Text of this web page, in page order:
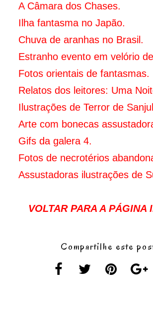
A Câmara dos Chases.
I lha fantasma no Japão.
Chuva de aranhas no Brasil.
Estranho evento em velório
Fotos orientais de fantasmas.
Relatos dos leitores: Uma
Ilustrações de Terror de
Arte com bonecas
Gifs da galera 4.
Fotos de necrotérios
Assustadoras ilustrações de
VOLTAR PARA A PÁGINA
Compartilhe este